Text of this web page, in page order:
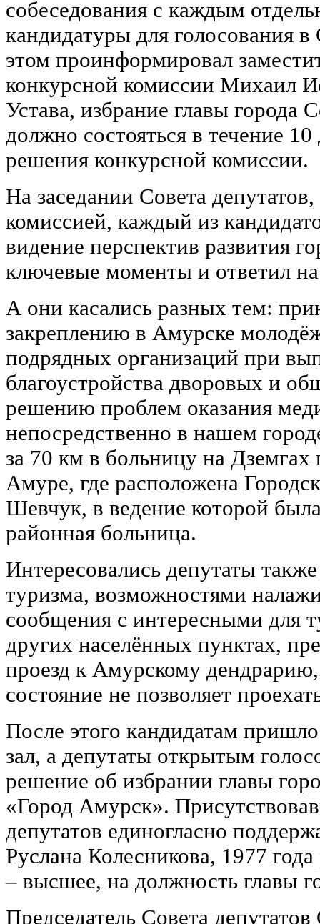
собеседования с каждым
кандидатуры для голосования
этом проинформировал
конкурсной комиссии Михаил
Устава, избрание главы города
должно состояться в течение
решения конкурсной комиссии.
На заседании Совета
комиссией, каждый из
видение перспектив развития
ключевые моменты и ответил
А они касались разных тем:
закреплению в Амурске
подрядных организаций при
благоустройства дворовых и
решению проблем оказания
непосредственно в нашем
за 70 км в больницу на Дземгах
Амуре, где расположена
Шевчук, в ведение которой
районная больница.
Интересовались депутаты
туризма, возможностями
сообщения с интересными для
других населённых пунктах,
проезд к Амурскому дендрарию,
состояние не позволяет
После этого кандидатам
зал, а депутаты открытым
решение об избрании главы
«Город Амурск».
депутатов единогласно
Руслана Колесникова, 1977
– высшее, на должность главы
Председатель Совета